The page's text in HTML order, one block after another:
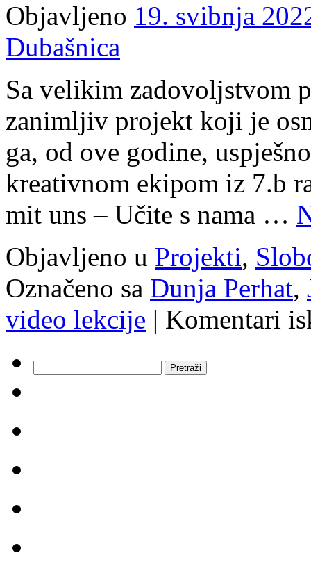
Objavljeno 19. svibnja
Dubašnica
Sa velikim zadovoljstvom
zanimljiv projekt koji je
ga, od ove godine,
kreativnom ekipom iz 7.b
mit uns – Učite s nama …
Objavljeno u Projekti,
Označeno sa Dunja Perhat,
video lekcije | Komentari